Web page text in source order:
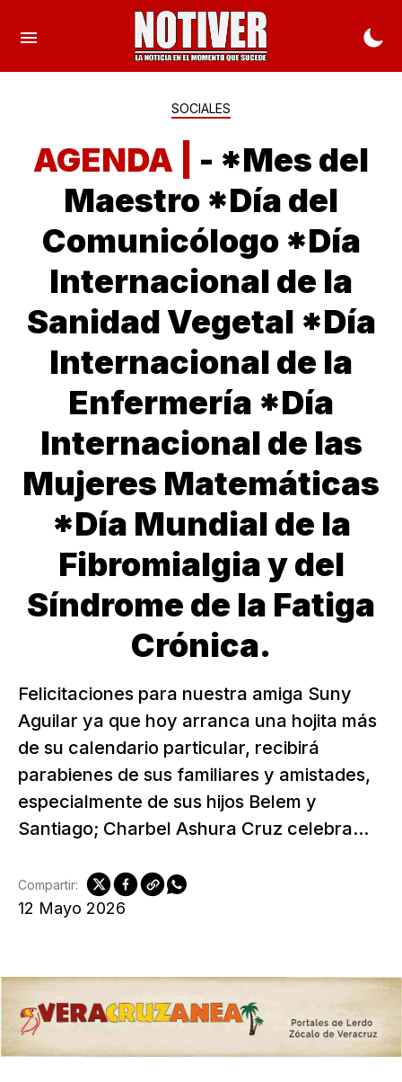
SOCIALES
AGENDA | - *Mes del
Maestro *Día del
Comunicólogo *Día
Internacional de la
Sanidad Vegetal *Día
Internacional de la
Enfermería *Día
Internacional de las
Mujeres Matemáticas
*Día Mundial de la
Fibromialgia y del
Síndrome de la Fatiga
Crónica.
Felicitaciones para nuestra amiga Suny
Aguilar ya que hoy arranca una hojita más
de su calendario particular, recibirá
parabienes de sus familiares y amistades,
especialmente de sus hijos Belem y
Santiago; Charbel Ashura Cruz celebra...
12 Mayo 2026
Compartir: